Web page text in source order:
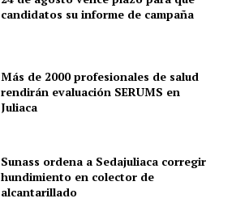
candidatos su informe de campaña
Más de 2000 profesionales de salud
rendirán evaluación SERUMS en
Juliaca
Sunass ordena a Sedajuliaca corregir
hundimiento en colector de
alcantarillado